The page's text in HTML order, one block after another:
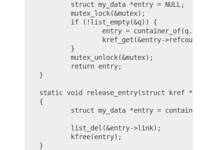
        struct my_data *entry = NULL;
        mutex_lock(&mutex);
        if (!list_empty(&q)) {
entry = container_of(q.next,
                kref_get(&entry->refcount);
        }
        mutex_unlock(&mutex);
        return entry;
}
static void release_entry(struct kref *ref)
{
struct my_data *entry =
        list_del(&entry->link);
        kfree(entry);
}